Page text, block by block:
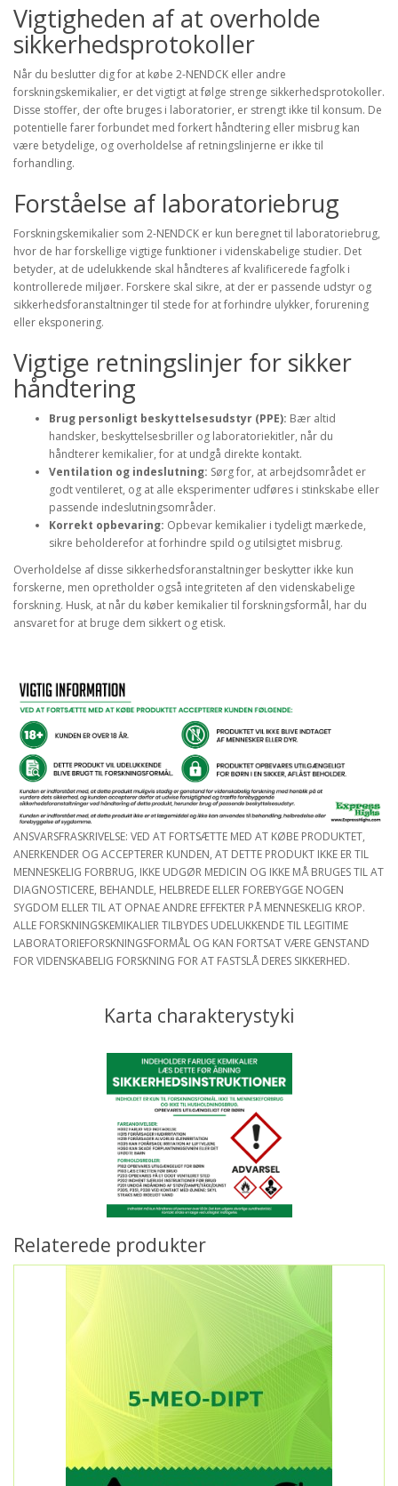
Vigtigheden af at overholde
sikkerhedsprotokoller
Når du beslutter dig for at købe 2-NENDCK eller andre
forskningskemikalier, er det vigtigt at følge strenge sikkerhedsprotokoller.
Disse stoffer, der ofte bruges i laboratorier, er strengt ikke til konsum. De
potentielle farer forbundet med forkert håndtering eller misbrug kan
være betydelige, og overholdelse af retningslinjerne er ikke til
forhandling.
Forståelse af laboratoriebrug
Forskningskemikalier som 2-NENDCK er kun beregnet til laboratoriebrug,
hvor de har forskellige vigtige funktioner i videnskabelige studier. Det
betyder, at de udelukkende skal håndteres af kvalificerede fagfolk i
kontrollerede miljøer. Forskere skal sikre, at der er passende udstyr og
sikkerhedsforanstaltninger til stede for at forhindre ulykker, forurening
eller eksponering.
Vigtige retningslinjer for sikker
håndtering
Brug personligt beskyttelsesudstyr (PPE): Bær altid
handsker, beskyttelsesbriller og laboratoriekitler, når du
håndterer kemikalier, for at undgå direkte kontakt.
Ventilation og indeslutning: Sørg for, at arbejdsområdet er
godt ventileret, og at alle eksperimenter udføres i stinkskabe eller
passende indeslutningsområder.
Korrekt opbevaring: Opbevar kemikalier i tydeligt mærkede,
sikre beholderefor at forhindre spild og utilsigtet misbrug.
Overholdelse af disse sikkerhedsforanstaltninger beskytter ikke kun
forskerne, men opretholder også integriteten af den videnskabelige
forskning. Husk, at når du køber kemikalier til forskningsformål, har du
ansvaret for at bruge dem sikkert og etisk.
ANSVARSFRASKRIVELSE: VED AT FORTSÆTTE MED AT KØBE PRODUKTET,
ANERKENDER OG ACCEPTERER KUNDEN, AT DETTE PRODUKT IKKE ER TIL
MENNESKELIG FORBRUG, IKKE UDGØR MEDICIN OG IKKE MÅ BRUGES TIL AT
DIAGNOSTICERE, BEHANDLE, HELBREDE ELLER FOREBYGGE NOGEN
SYGDOM ELLER TIL AT OPNAE ANDRE EFFEKTER PÅ MENNESKELIG KROP.
ALLE FORSKNINGSKEMIKALIER TILBYDES UDELUKKENDE TIL LEGITIME
LABORATORIEFORSKNINGSFORMÅL OG KAN FORTSAT VÆRE GENSTAND
FOR VIDENSKABELIG FORSKNING FOR AT FASTSLÅ DERES SIKKERHED.
Karta charakterystyki
Relaterede produkter